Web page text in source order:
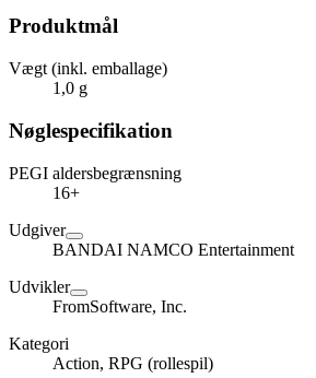
Produktmål
Vægt (inkl. emballage)
1,0 g
Nøglespecifikation
PEGI aldersbegrænsning
16+
Udgiver
BANDAI NAMCO Entertainment
Udvikler
FromSoftware, Inc.
Kategori
Action, RPG (rollespil)